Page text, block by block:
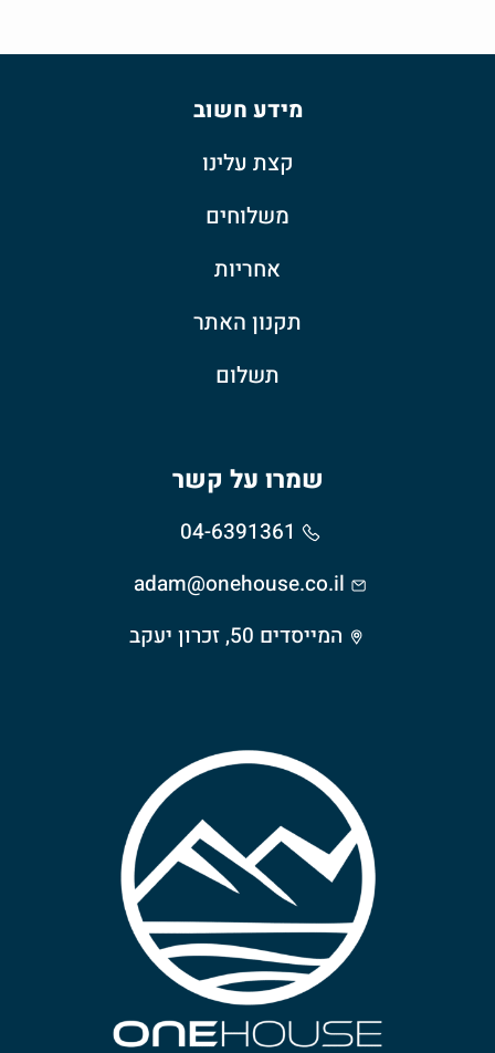
מידע חשוב
קצת עלינו
משלוחים
אחריות
תקנון האתר
תשלום
שמרו על קשר
adam@onehouse.co.il
המייסדים 50, זכרון יעקב